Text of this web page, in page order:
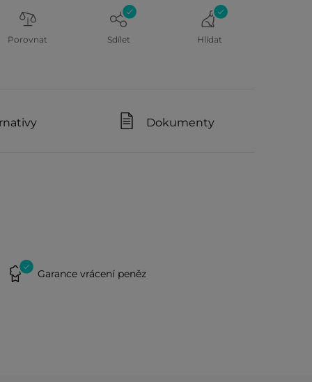
Porovnat Sdílet Hlídat
Dokumenty
Garance vrácení peněz